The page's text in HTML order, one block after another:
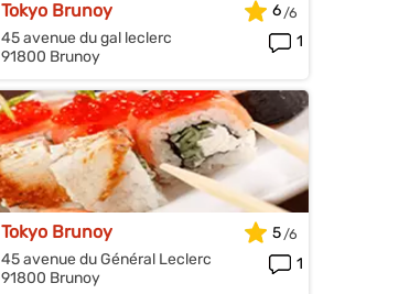
Tokyo Brunoy
45 avenue du gal leclerc
91800 Brunoy
6
1
Tokyo Brunoy
45 avenue du Général Leclerc
91800 Brunoy
5
1